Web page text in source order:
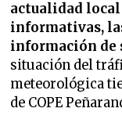
actualidad
informativas,
información de
situación del
meteorológica
de COPE